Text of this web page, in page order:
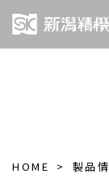
HOME 製品